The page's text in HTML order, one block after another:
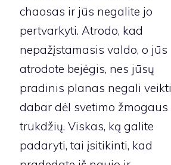
chaosas ir jūs negalite jo
pertvarkyti. Atrodo, kad
nepažįstamasis valdo, o jūs
atrodote bejėgis, nes jūsų
pradinis planas negali veikti
dabar dėl svetimo žmogaus
trukdžių. Viskas, ką galite
padaryti, tai įsitikinti, kad